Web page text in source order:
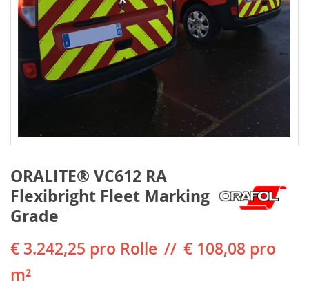
ORALITE® VC612 RA
Flexibright Fleet Marking
Grade
€ 3.242,25 pro Rolle
€ 108,08 pro
m²